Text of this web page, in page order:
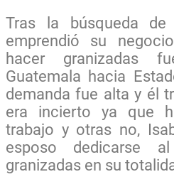
Tras la búsqueda de
emprendió su
hacer granizadas
Guatemala hacia
demanda fue alta y él
era incierto ya que
trabajo y otras no,
esposo dedicarse
granizadas en su